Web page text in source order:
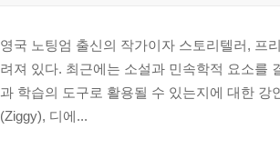
영국 노팅엄 출신의 작가이자 스토리텔러, 프
려져 있다. 최근에는 소설과 민속학적 요소를
과 학습의 도구로 활용될 수 있는지에 대한
(Ziggy), 디에...